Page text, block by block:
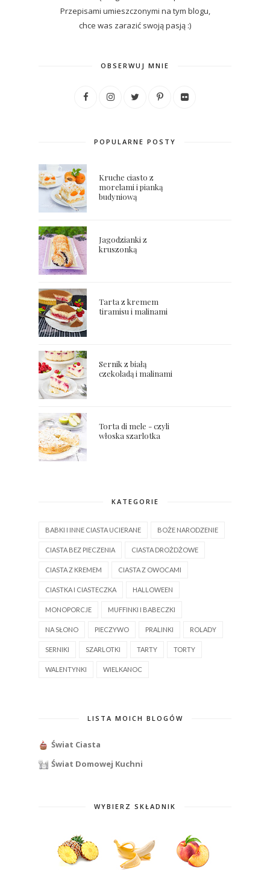
Przepisami umieszczonymi na tym blogu,
chce was zarazić swoją pasją :)
OBSERWUJ MNIE
POPULARNE POSTY
Kruche ciasto z
morelami i pianką
budyniową
Jagodzianki z
kruszonką
Tarta z kremem
tiramisu i malinami
Sernik z białą
czekoladą i malinami
Torta di mele - czyli
włoska szarlotka
KATEGORIE
BABKI I INNE CIASTA UCIERANE BOŻE NARODZENIE
CIASTA BEZ PIECZENIA CIASTA DROŻDŻOWE
CIASTA Z KREMEM CIASTA Z OWOCAMI
CIASTKA I CIASTECZKA HALLOWEEN
MONOPORCJE MUFFINKI I BABECZKI
NA SŁONO PIECZYWO PRALINKI ROLADY
SERNIKI SZARLOTKI TARTY TORTY
WALENTYNKI WIELKANOC
LISTA MOICH BLOGÓW
Świat Ciasta
Świat Domowej Kuchni
WYBIERZ SKŁADNIK